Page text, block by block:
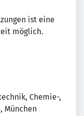
ist eine
möglich.
Chemie-,
München